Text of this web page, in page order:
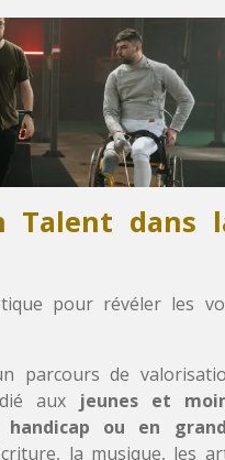
Talent dans
pour révéler les
parcours de
aux
jeunes et
ou en
la musique, les